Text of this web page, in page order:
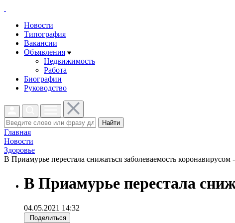
Новости
Типография
Вакансии
Объявления
Недвижимость
Работа
Биографии
Руководство
Найти
Главная
Новости
Здоровье
В Приамурье перестала снижаться заболеваемость коронавирусом
В Приамурье перестала
04.05.2021 14:32
Поделиться